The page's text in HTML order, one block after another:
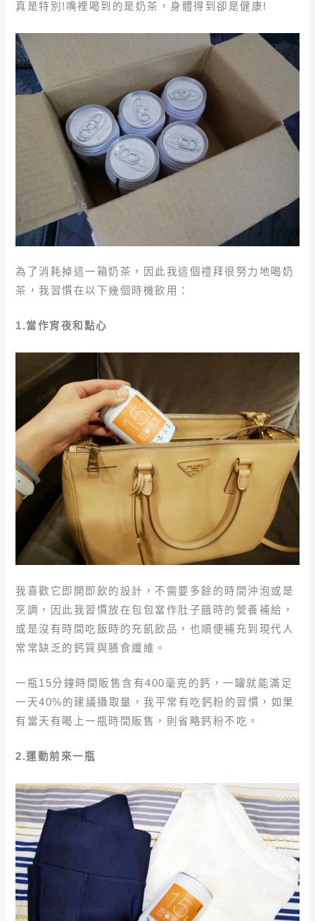
真是特別!嘴裡喝到的是奶茶，身體得到卻是健康!
為了消耗掉這一箱奶茶，因此我這個禮拜很努力地喝奶
茶，我習慣在以下幾個時機飲用：
1.當作宵夜和點心
我喜歡它即開即飲的設計，不需要多餘的時間沖泡或是
烹調，因此我習慣放在包包當作肚子餓時的營養補給，
或是沒有時間吃飯時的充飢飲品，也順便補充到現代人
常常缺乏的鈣質與膳食纖維。
一瓶15分鐘時間販售含有400毫克的鈣，一罐就能滿足
一天40%的建議攝取量，我平常有吃鈣粉的習慣，如果
有當天有喝上一瓶時間販售，則省略鈣粉不吃。
2.運動前來一瓶